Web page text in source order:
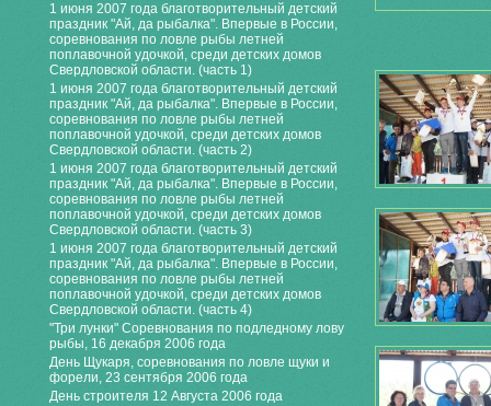
1 июня 2007 года благотворительный детский
праздник "Ай, да рыбалка". Впервые в России,
соревнования по ловле рыбы летней
поплавочной удочкой, среди детских домов
Свердловской области. (часть 1)
1 июня 2007 года благотворительный детский
праздник "Ай, да рыбалка". Впервые в России,
соревнования по ловле рыбы летней
поплавочной удочкой, среди детских домов
Свердловской области. (часть 2)
1 июня 2007 года благотворительный детский
праздник "Ай, да рыбалка". Впервые в России,
соревнования по ловле рыбы летней
поплавочной удочкой, среди детских домов
Свердловской области. (часть 3)
1 июня 2007 года благотворительный детский
праздник "Ай, да рыбалка". Впервые в России,
соревнования по ловле рыбы летней
поплавочной удочкой, среди детских домов
Свердловской области. (часть 4)
"Три лунки" Соревнования по подледному лову
рыбы, 16 декабря 2006 года
День Щукаря, соревнования по ловле щуки и
форели, 23 сентября 2006 года
День строителя 12 Августа 2006 года